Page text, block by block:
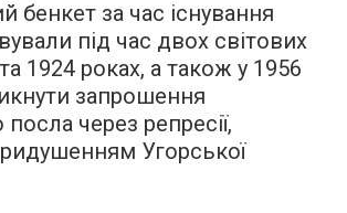
бенкет за час існування
під час двох світових
1924 роках, а також у 1956
запрошення
через репресії,
Угорської